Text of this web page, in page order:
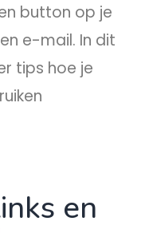
button op je
e-mail. In dit
tips hoe je
en